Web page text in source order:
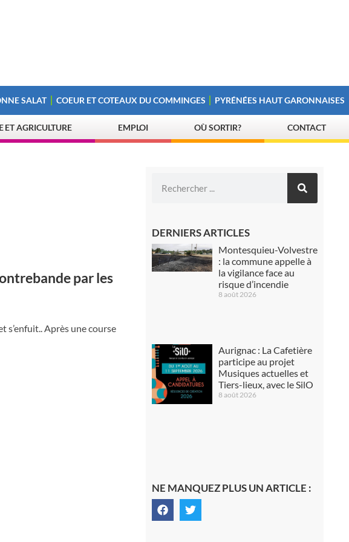
SALAT COEUR ET COTEAUX DU COMMINGES PYRÉNÉES HAUT GARONNAISES
ET AGRICULTURE EMPLOI OÙ SORTIR? CONTACT
par les
s’enfuit.. Après une course
DERNIERS ARTICLES
Montesquieu-Volvestre
: la commune appelle à
la vigilance face au
risque d’incendie
8 août 2026
Aurignac : La Cafetière
participe au projet
Musiques actuelles et
Tiers-lieux, avec le SilO
8 août 2026
NE MANQUEZ PLUS UN ARTICLE :